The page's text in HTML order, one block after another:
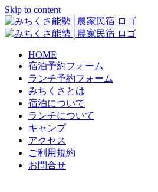
Skip to content
HOME
宿泊予約フォーム
ランチ予約フォーム
みちくさとは
宿泊について
ランチについて
キャンプ
アクセス
ご利用規約
お問合せ